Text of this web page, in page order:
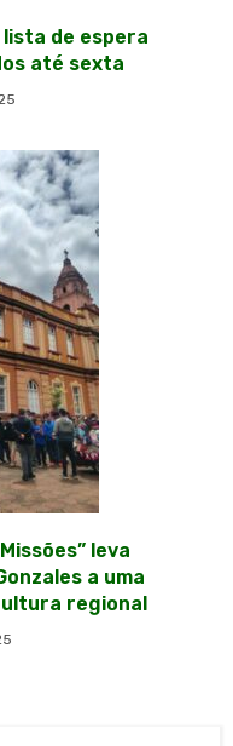
de espera
até sexta
leva
a uma
regional